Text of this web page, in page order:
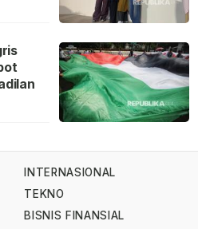
INTERNASIONAL
TEKNO
BISNIS FINANSIAL